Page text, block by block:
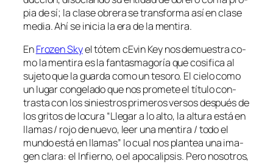
pia de sí; la cla­se obre­ra se trans­for­ma así en cla­se
me­dia. Ahí se ini­cia la era de la mentira.
EnFrozen Skyel tó­tem cEvin Key nos de­mues­tra co­
mo la men­ti­ra es la fan­tas­ma­go­ría que co­si­fi­ca al
su­je­to que la guar­da co­mo un te­so­ro. El cie­lo co­mo
un lu­gar con­ge­la­do que nos pro­me­te el tí­tu­lo con­
tras­ta con los si­nies­tros pri­me­ros ver­sos des­pués de
los gri­tos de lo­cu­ra “Llegar a lo al­to, la al­tu­ra es­tá en
lla­mas / ro­jo de nue­vo, leer una men­ti­ra / to­do el
mun­do es­tá en lla­mas” lo cual nos plan­tea una ima­
gen cla­ra: el Infierno, o el apo­ca­lip­sis. Pero no­so­tros,